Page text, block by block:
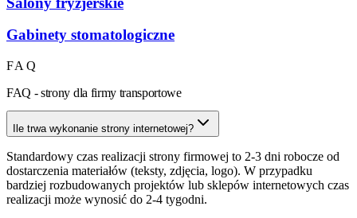
Gabinety stomatologiczne
FAQ
FAQ - strony dla firmy transportowe
Ile trwa wykonanie strony internetowej?
Standardowy czas realizacji strony firmowej to 2-3 dni robocze od
dostarczenia materiałów (teksty, zdjęcia, logo). W przypadku
bardziej rozbudowanych projektów lub sklepów internetowych czas
realizacji może wynosić do 2-4 tygodni.